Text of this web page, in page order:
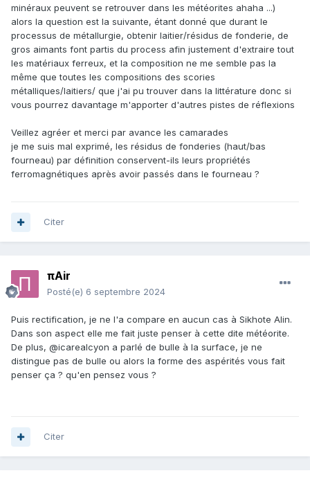
minéraux peuvent se retrouver dans les météorites ahaha ...)
alors la question est la suivante, étant donné que durant le
processus de métallurgie, obtenir laitier/résidus de fonderie, de
gros aimants font partis du process afin justement d'extraire tout
les matériaux ferreux, et la composition ne me semble pas la
même que toutes les compositions des scories
métalliques/laitiers/ que j'ai pu trouver dans la littérature donc si
vous pourrez davantage m'apporter d'autres pistes de réflexions
Veillez agréer et merci par avance les camarades
je me suis mal exprimé, les résidus de fonderies (haut/bas
fourneau) par définition conservent-ils leurs propriétés
ferromagnétiques après avoir passés dans le fourneau ?
Citer
πAir
Posté(e) 6 septembre 2024
Puis rectification, je ne l'a compare en aucun cas à Sikhote Alin.
Dans son aspect elle me fait juste penser à cette dite météorite.
De plus, @icarealcyon a parlé de bulle à la surface, je ne
distingue pas de bulle ou alors la forme des aspérités vous fait
penser ça ? qu'en pensez vous ?
Citer